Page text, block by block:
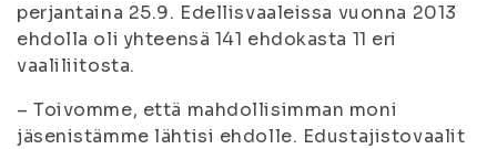
perjantaina 25.9. Edellisvaaleissa vuonna 2013
ehdolla oli yhteensä 141 ehdokasta 11 eri
vaaliliitosta.
– Toivomme, että mahdollisimman moni
jäsenistämme lähtisi ehdolle. Edustajistovaalit